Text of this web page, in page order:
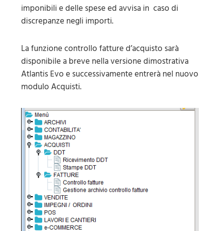
imponibili e delle spese ed avvisa in caso di
discrepanze negli importi.
La funzione controllo fatture d’acquisto sarà
disponibile a breve nella versione dimostrativa
Atlantis Evo e successivamente entrerà nel nuovo
modulo Acquisti.